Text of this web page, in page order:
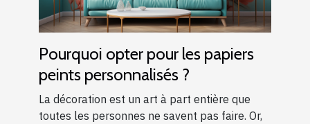
Pourquoi opter pour les papiers
peints personnalisés ?
La décoration est un art à part entière que
toutes les personnes ne savent pas faire. Or,